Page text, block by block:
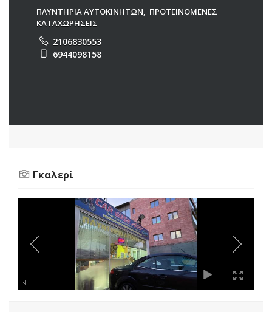
ΠΛΥΝΤΗΡΙΑ ΑΥΤΟΚΙΝΗΤΩΝ, ΠΡΟΤΕΙΝΟΜΕΝΕΣ
ΚΑΤΑΧΩΡΗΣΕΙΣ
2106830553
6944098158
Γκαλερί